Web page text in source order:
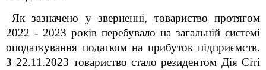
Як зазначено у зверненні, товариство протягом
2022 - 2023 років перебувало на загальній системі
оподаткування податком на прибуток підприємств.
З 22.11.2023 товариство стало резидентом Дія Сіті